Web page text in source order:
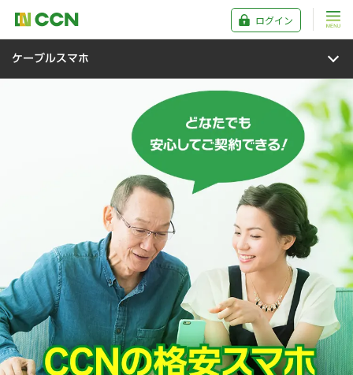
ログイン
ケーブルスマホ